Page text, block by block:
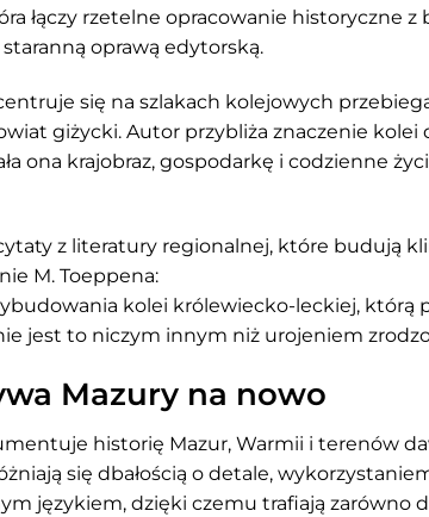
łączy rzetelne opracowanie historyczne z
oprawą edytorską.
się na szlakach kolejowych
giżycki. Autor przybliża znaczenie kolei
ona krajobraz, gospodarkę i codzienne
z literatury regionalnej, które budują
M. Toeppena:
kolei królewiecko-leckiej, którą
jest to niczym innym niż urojeniem
Mazury na nowo
historię Mazur, Warmii i terenów
się dbałością o detale,
językiem, dzięki czemu trafiają zarówno